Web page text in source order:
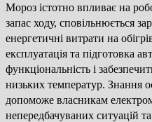
Мороз істотно впливає на
запас ходу, сповільнюється
енергетичні витрати на
експлуатація та підготовка
функціональність і
низьких температур. Знання
допоможе власникам
непередбачуваних ситуацій